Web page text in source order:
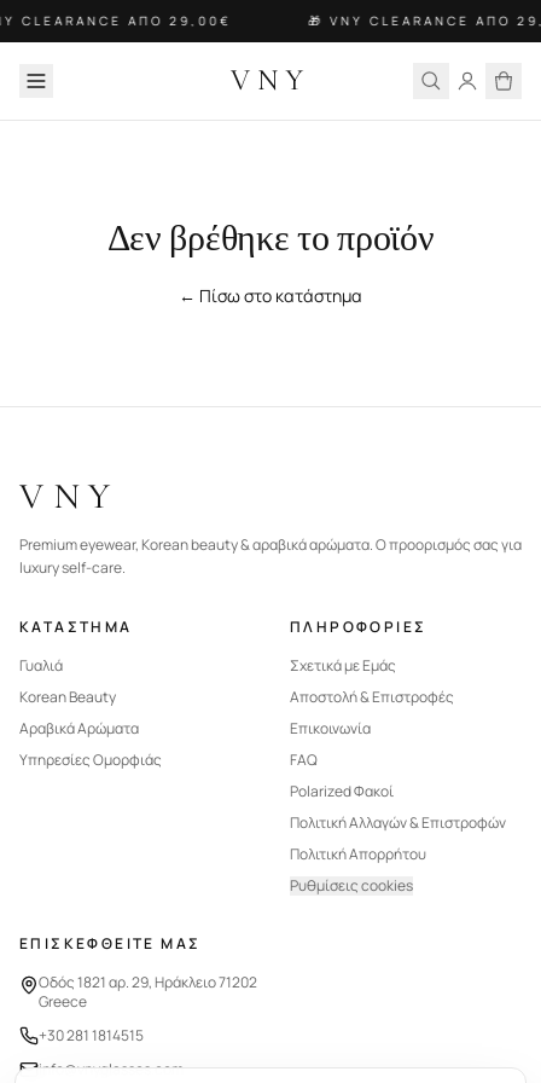
CLEARANCE ΑΠΟ 29,00€ 🎁 VNY CLEARANCE ΑΠΟ
VNY
Δεν βρέθηκε το προϊόν
← Πίσω στο κατάστημα
VNY
Premium eyewear, Korean beauty & αραβικά αρώματα. Ο προορισμός σας για
luxury self-care.
ΚΑΤΑΣΤΗΜΑ
Γυαλιά
Korean Beauty
Αραβικά Αρώματα
Υπηρεσίες Ομορφιάς
ΠΛΗΡΟΦΟΡΙΕΣ
Σχετικά με Εμάς
Αποστολή & Επιστροφές
Επικοινωνία
FAQ
Polarized Φακοί
Πολιτική Αλλαγών & Επιστροφών
Πολιτική Απορρήτου
Ρυθμίσεις cookies
ΕΠΙΣΚΕΦΘΕΙΤΕ ΜΑΣ
Οδός 1821 αρ. 29, Ηράκλειο 71202
Greece
+30 281 1814515
info@vnyglasses.com